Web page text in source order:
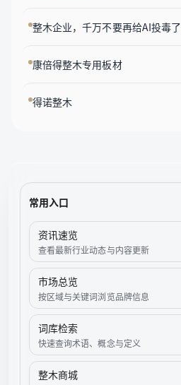
整木企业，千万不要再给AI投毒了
康倍得整木专用板材
得诺整木
常用入口
资讯速览
查看最新行业动态与内容更新
市场总览
按区域与关键词浏览品牌信息
词库检索
快速查询术语、概念与定义
整木商城